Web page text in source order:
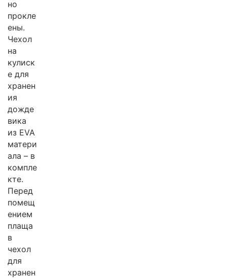
но
прокле
ены.
Чехол
на
кулиск
е для
хранен
ия
дожде
вика
из EVA
матери
ала – в
компле
кте.
Перед
помещ
ением
плаща
в
чехол
для
хранен